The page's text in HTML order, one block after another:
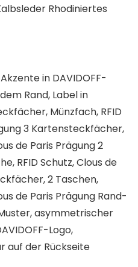
Rhodiniertes
in DAVIDOFF-
Rand, Label in
Münzfach, RFID
3 Kartensteckfächer,
de Paris Prägung 2
RFID Schutz, Clous de
2 Taschen,
de Paris Prägung Rand-
asymmetrischer
Logo,
auf der Rückseite